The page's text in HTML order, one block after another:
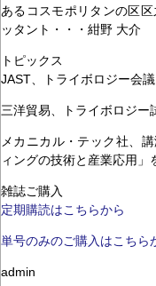
あるコスモポリタンの区
ッタント・・・紺野 大介
トピックス
JAST、トライボロジー会
三洋貿易、トライボロジー
メカニカル・テック社、
ィングの技術と産業応用」
雑誌ご購入
定期購読はこちらから
単号のみのご購入はこちら
admin